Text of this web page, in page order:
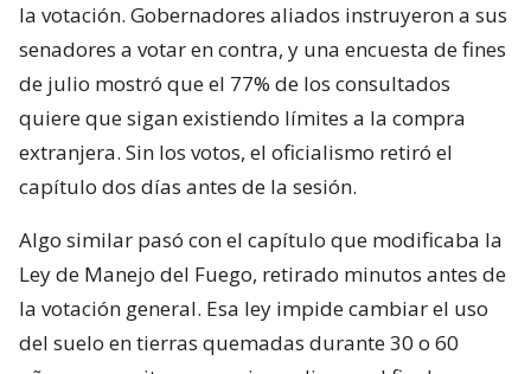
la votación. Gobernadores aliados instruyeron a sus
senadores a votar en contra, y una encuesta de fines
de julio mostró que el 77% de los consultados
quiere que sigan existiendo límites a la compra
extranjera. Sin los votos, el oficialismo retiró el
capítulo dos días antes de la sesión.
Algo similar pasó con el capítulo que modificaba la
Ley de Manejo del Fuego, retirado minutos antes de
la votación general. Esa ley impide cambiar el uso
del suelo en tierras quemadas durante 30 o 60